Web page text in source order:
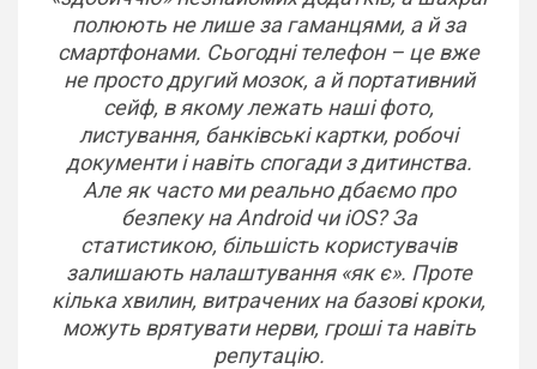
полюють не лише за гаманцями, а й за
смартфонами. Сьогодні телефон – це вже
не просто другий мозок, а й портативний
сейф, в якому лежать наші фото,
листування, банківські картки, робочі
документи і навіть спогади з дитинства.
Але як часто ми реально дбаємо про
безпеку на Android чи iOS? За
статистикою, більшість користувачів
залишають налаштування «як є». Проте
кілька хвилин, витрачених на базові кроки,
можуть врятувати нерви, гроші та навіть
репутацію.